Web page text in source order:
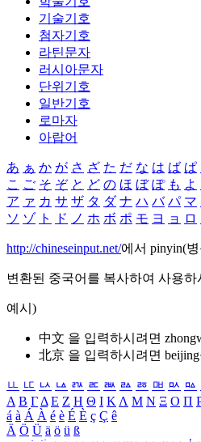
기술기호
첨자기호
라틴문자
러시아문자
단위기호
일반기호
로마자
아랍어
あ ぁ か が さ ざ た だ な は ば ぱ
こ ご そ ぞ と ど の ほ ぼ ぽ も よ
ア ァ カ サ ザ タ ダ ナ ハ バ パ マ
ソ ゾ ト ド ノ ホ ボ ポ モ ヨ ョ ロ
http://chineseinput.net/에서 pinyin(
변환된 중국어를 복사하여 사용하
예시)
中文 을 입력하시려면
北京 을 입력하시려면 beijing
ㅥ ㅦ ㅧ ㅨ ㅩ ㅪ ㅫ ㅬ ㅭ ㅮ ㅯ ㅰ
Α Β ΓΔ Ε Ζ Η Θ Ι ΚΛ Μ Ν Ξ Ο Π
á à Á À é è É È ç Ç ê
Ä Ö Ü ä ö ü ß